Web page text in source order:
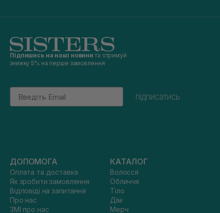
Підпишись на наші новини та отримуй
знижку 5% на перше замовлення
Email
підписатись
ДОПОМОГА
Оплата та доставка
Як зробити замовлення
Відповіді на запитання
Про нас
ЗМІ про нас
КАТАЛОГ
Волосся
Обличчя
Тіло
Дім
Мерч